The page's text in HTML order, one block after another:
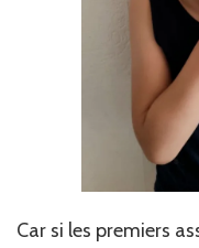
Car si les premiers